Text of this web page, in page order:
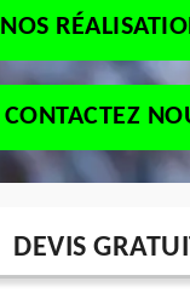
NOS
CONTACTEZ
DEVIS